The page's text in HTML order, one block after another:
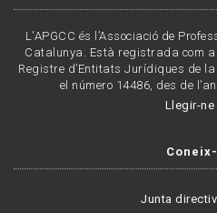
L'APGCC és l’Associació de
Catalunya. Està registrada com
Registre d’Entitats Jurídiques de
el número 14486, des de
Llegir-ne
Junta